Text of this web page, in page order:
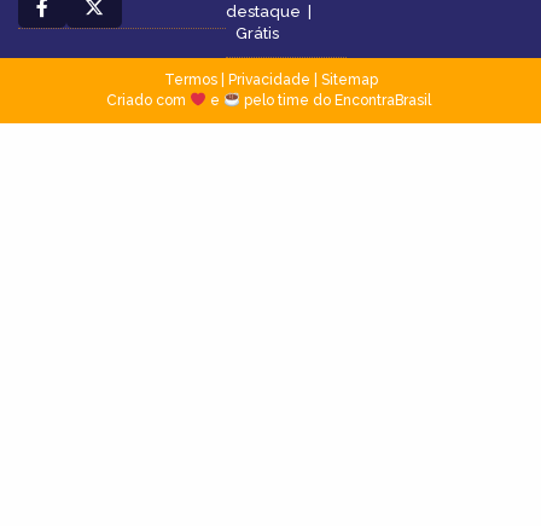
destaque |
Grátis
Termos| Privacidade
Sitemap
Criado com
e pelo time do EncontraBrasil